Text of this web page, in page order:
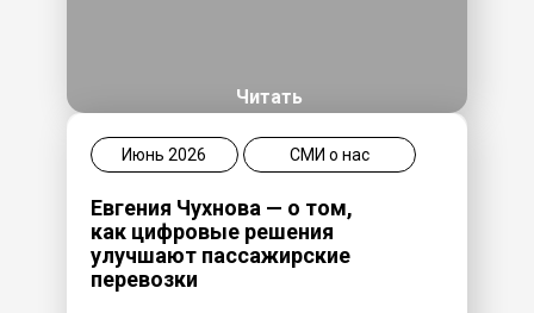
Читать
Евгения Чухнова — о том,
как цифровые решения
улучшают пассажирские
перевозки
СМИ о нас
Июнь 2026